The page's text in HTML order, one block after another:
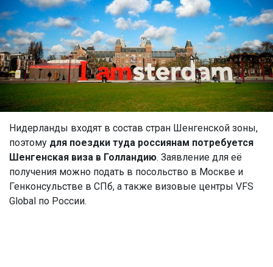
Нидерланды входят в состав стран Шенгенской зоны,
поэтому для поездки туда россиянам потребуется
Шенгенская виза в Голландию. Заявление для её
получения можно подать в посольство в Москве и
Генконсульстве в СПб, а также визовые центры VFS
Global по России.